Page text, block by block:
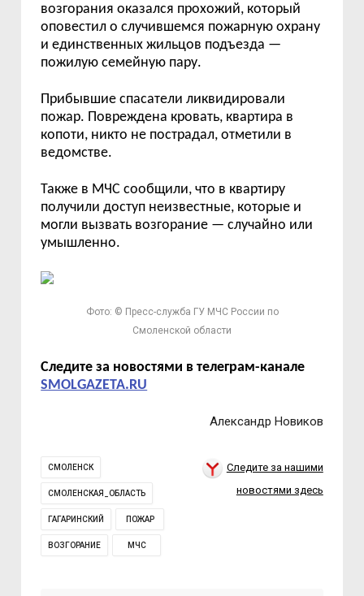
возгорания оказался прохожий, который
оповестил о случившемся пожарную охрану
и единственных жильцов подъезда —
пожилую семейную пару.
Прибывшие спасатели ликвидировали
пожар. Повреждена кровать, квартира в
копоти, никто не пострадал,отметили в
ведомстве.
Также в МЧС сообщили, что в квартиру
получили доступ неизвестные, которые и
могли вызвать возгорание — случайно или
умышленно.
Фото: © Пресс-служба ГУ МЧС России по
Смоленской области
Следите за новостями в телеграм-канале
SMOLGAZETA.RU
Александр Новиков
СМОЛЕНСК
СМОЛЕНСКАЯ_ОБЛАСТЬ
ГАГАРИНСКИЙ ПОЖАР
ВОЗГОРАНИЕ МЧС
Следите за нашими
новостями здесь